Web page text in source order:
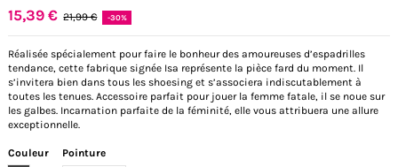
15,39 € 21,99 € -30%
Réalisée spécialement pour faire le bonheur des amoureuses d’espadrilles
tendance, cette fabrique signée Isa représente la pièce fard du moment. Il
s’invitera bien dans tous les shoesing et s’associera indiscutablement à
toutes les tenues. Accessoire parfait pour jouer la femme fatale, il se noue sur
les galbes. Incarnation parfaite de la féminité, elle vous attribuera une allure
exceptionnelle.
Couleur
Pointure